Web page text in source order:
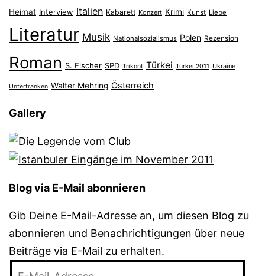
Heimat Interview Italien Kabarett Konzert Krimi Kunst Liebe
Literatur Musik Nationalsozialismus Polen Rezension
Roman S. Fischer SPD Trikont Türkei Türkei 2011 Ukraine
Unterfranken Walter Mehring Österreich
Gallery
Blog via E-Mail abonnieren
Gib Deine E-Mail-Adresse an, um diesen Blog zu
abonnieren und Benachrichtigungen über neue
Beiträge via E-Mail zu erhalten.